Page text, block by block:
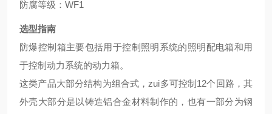
防腐等级：WF1
选型指南
防爆控制箱主要包括用于控制照明系统的照明配电箱和用
于控制动力系统的动力箱。
这类产品大部分结构为组合式，zui多可控制12个回路，其
外壳大部分是以铸造铝合金材料制作的，也有一部分为钢